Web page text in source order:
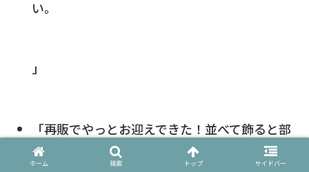
い。
」
「再販でやっとお迎えできた！並べて飾ると部
屋が一気に明るくなる。
ホーム 検索 トップ サイドバー